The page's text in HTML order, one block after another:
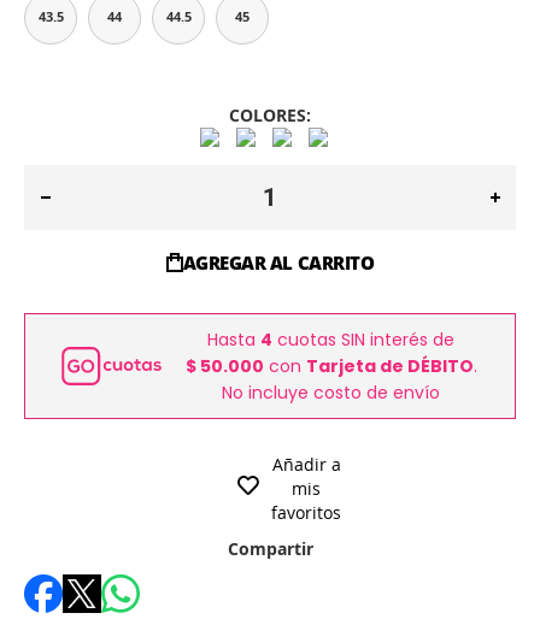
43.5 44 44.5 45
COLORES:
AGREGAR AL CARRITO
Hasta 4 cuotas SIN interés de
$ 50.000 con Tarjeta de DÉBITO.
No incluye costo de envío
Añadir a
mis
favoritos
Compartir